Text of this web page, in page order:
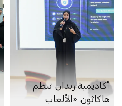
أكاديمية ربدان تنظم
هاكاثون «الألعاب